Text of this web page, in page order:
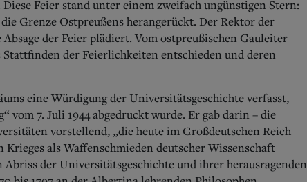
Feier stand unter einem zweifach ungünstigen Stern:
Grenze Ostpreußens herangerückt. Der Rektor der
der Feier plädiert. Vom ostpreußischen Gauleiter
der Feierlichkeiten entschieden und deren
eine Würdigung der Universitätsgeschichte verfasst,
vom 7. Juli 1944 abgedruckt wurde. Er gab darin – die
vorstellend, „die heute im Großdeutschen Reich
als Waffenschmieden deutscher Wissenschaft
der Universitätsgeschichte und ihrer herausragenden